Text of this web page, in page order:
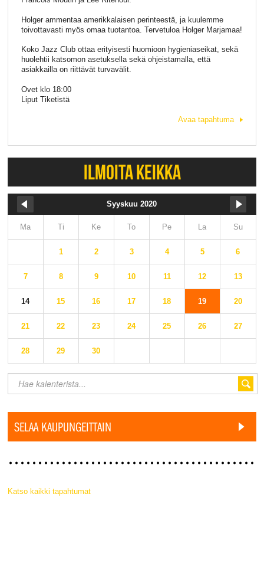
Holger ammentaa amerikkalaisen perinteestä, ja kuulemme
toivottavasti myös omaa tuotantoa. Tervetuloa Holger Marjamaa!
Koko Jazz Club ottaa erityisesti huomioon hygieniaseikat, sekä
huolehtii katsomon asetuksella sekä ohjeistamalla, että
asiakkailla on riittävät turvavälit.
Ovet klo 18:00
Liput Tiketistä
Avaa tapahtuma
ILMOITA KEIKKA
Syyskuu 2020
Ma Ti Ke To Pe La Su
1 2 3 4 5 6
7 8 9 10 11 12 13
14 15 16 17 18 19 20
21 22 23 24 25 26 27
28 29 30
SELAA KAUPUNGEITTAIN
Katso kaikki tapahtumat